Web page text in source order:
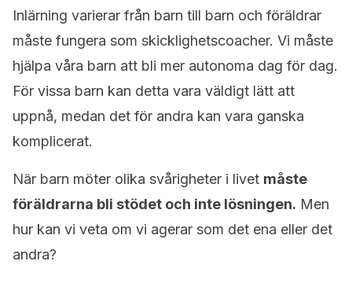
Inlärning varierar från barn till barn och föräldrar
måste fungera som skicklighetscoacher. Vi måste
hjälpa våra barn att bli mer autonoma dag för dag.
För vissa barn kan detta vara väldigt lätt att
uppnå, medan det för andra kan vara ganska
komplicerat.
När barn möter olika svårigheter i livet måste
föräldrarna bli stödet och inte lösningen. Men
hur kan vi veta om vi agerar som det ena eller det
andra?